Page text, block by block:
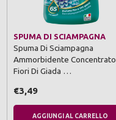
SPUMA DI SCIAMPAGNA
Spuma Di Sciampagna
Ammorbidente Concentrato
Fiori Di Giada …
€3,49
AGGIUNGI AL CARRELLO